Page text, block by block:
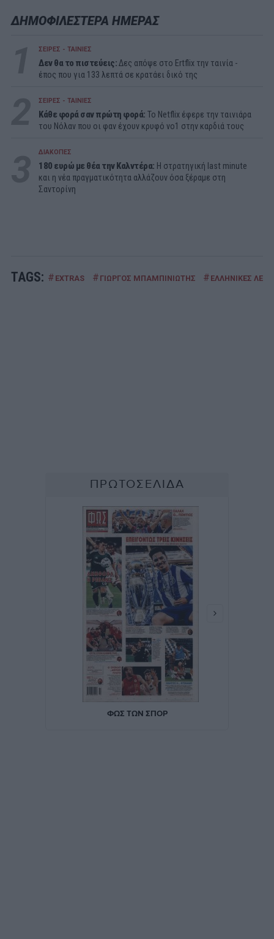
ΔΗΜΟΦΙΛΕΣΤΕΡΑ ΗΜΕΡΑΣ
ΣΕΙΡΕΣ - ΤΑΙΝΙΕΣ
Δεν θα το πιστεύεις:Δες απόψε στο Ertflix την ταινία -
έπος που για 133 λεπτά σε κρατάει δικό της
ΣΕΙΡΕΣ - ΤΑΙΝΙΕΣ
Κάθε φορά σαν πρώτη φορά: Το Netflix έφερε την ταινιάρα
του Νόλαν που οι φαν έχουν κρυφό νο1 στην καρδιά τους
ΔΙΑΚΟΠΕΣ
180 ευρώ με θέα την Καλντέρα: Η στρατηγική last minute
και η νέα πραγματικότητα αλλάζουν όσα ξέραμε στη
Σαντορίνη
TAGS: # EXTRAS # ΓΙΩΡΓΟΣ ΜΠΑΜΠΙΝΙΩΤΗΣ # ΕΛΛΗΝΙΚΕΣ